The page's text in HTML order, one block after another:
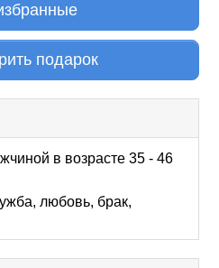
подарок
в возрасте 35 - 46
любовь, брак,